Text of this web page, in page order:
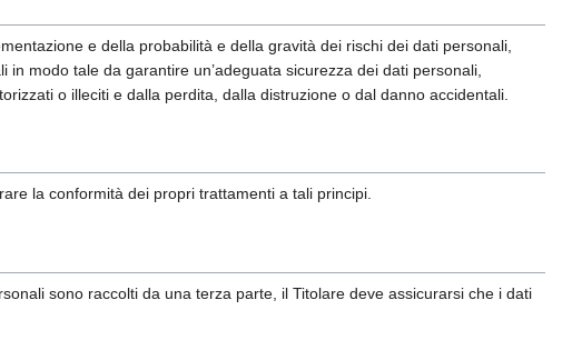
e della probabilità e della gravità dei rischi dei dati personali,
modo tale da garantire un’adeguata sicurezza dei dati personali,
o illeciti e dalla perdita, dalla distruzione o dal danno accidentali.
la conformità dei propri trattamenti a tali principi.
sono raccolti da una terza parte, il Titolare deve assicurarsi che i dati